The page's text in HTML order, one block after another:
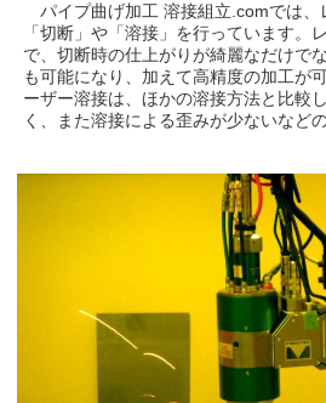
パイプ曲げ加工 溶接組立.comでは、
「切断」や「溶接」を行っています。
で、切断時の仕上がりが綺麗なだけで
も可能になり、加えて高精度の加工が
ーザー溶接は、ほかの溶接方法と比較
く、また溶接による歪みが少ないなど